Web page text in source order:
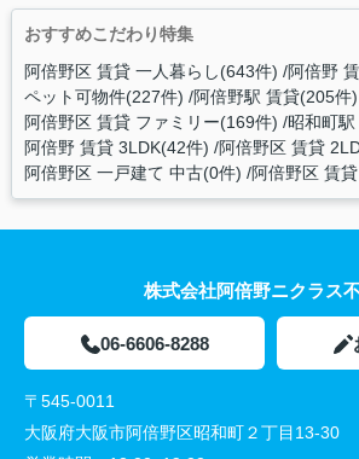
おすすめこだわり特集
阿倍野区 賃貸 一人暮らし(643件) 阿倍野
ペット可物件(227件) 阿倍野駅 賃貸(205件)
阿倍野区 賃貸 ファミリー(169件) 昭和町
阿倍野 賃貸 3LDK(42件) 阿倍野区 賃貸
阿倍野区 一戸建て 中古(0件) 阿倍野区 賃
株式会社阿倍野ニクラス
06-6606-8288
〒545-0011
大阪府大阪市阿倍野区昭和町２丁目13-30